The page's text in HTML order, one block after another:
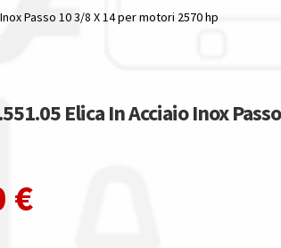
Passo 10 3/8 X 14 per motori 2570 hp
Elica In Acciaio Inox
€